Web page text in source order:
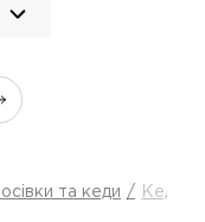
та кеди Кеди